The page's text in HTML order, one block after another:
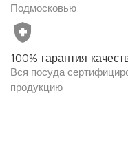
Подмосковью
health_and_safety
100% гарантия
Вся посуда
продукцию